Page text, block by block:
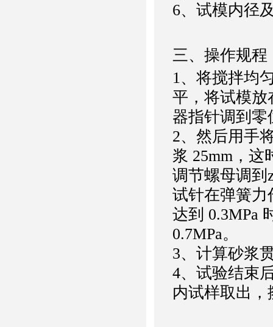
6、试模内径
三、操作规程
1、将搅拌均
平，将试模放
器指针调到零
2、然后用手
浆 25mm，
调节螺母调到
试针在弹簧力
达到 0.3MPa
0.7MPa。
3、计算砂浆
4、试验结束
内试样取出